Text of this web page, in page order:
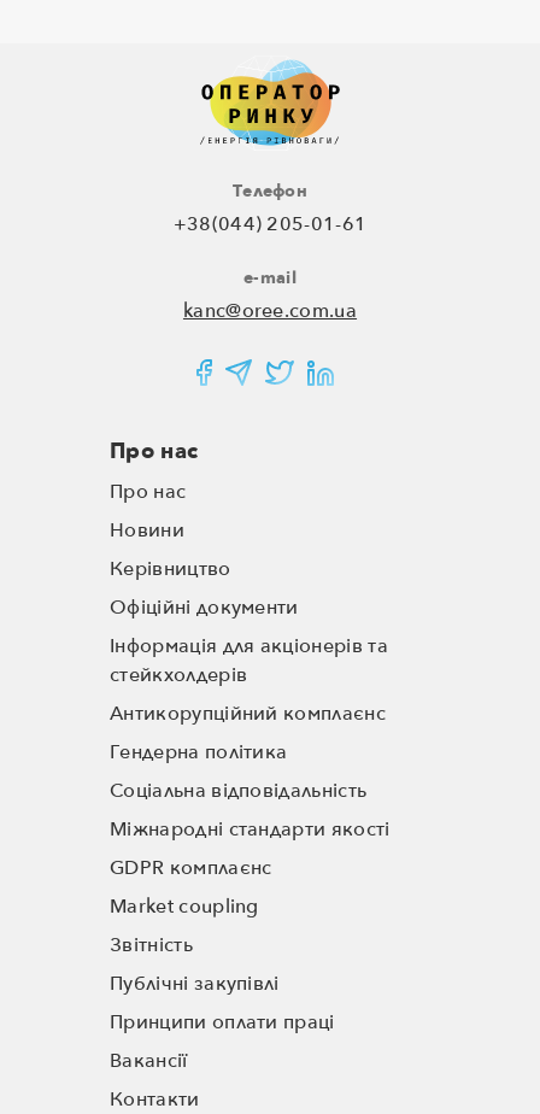
Телефон
+38(044) 205-01-61
e-mail
kanc@oree.com.ua
Про нас
Про нас
Новини
Керівництво
Офіційні документи
Інформація для акціонерів та
стейкхолдерів
Антикорупційний комплаєнс
Гендерна політика
Соціальна відповідальність
Міжнародні стандарти якості
GDPR комплаєнс
Market coupling
Звітність
Публічні закупівлі
Принципи оплати праці
Вакансії
Контакти